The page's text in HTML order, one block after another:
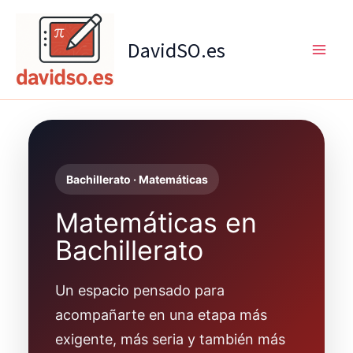
contenido
DavidSO.es
Bachillerato · Matemáticas
Matemáticas en
Bachillerato
Un espacio pensado para
acompañarte en una etapa más
exigente, más seria y también más